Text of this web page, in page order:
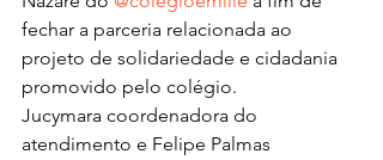
fechar a parceria relacionada ao
projeto de solidariedade e cidadania
promovido pelo colégio.
Jucymara coordenadora do
atendimento e Felipe Palmas